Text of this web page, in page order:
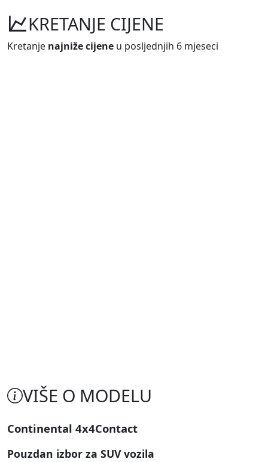
KRETANJE CIJENE
Kretanje najniže cijene u posljednjih 6 mjeseci
VIŠE O MODELU
Continental 4x4Contact
Pouzdan izbor za SUV vozila